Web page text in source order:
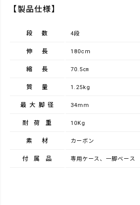
【製品仕様】
段数 4段
伸長 180cm
縮長 70.5㎝
質量 1.25kg
最大脚径 34mm
耐荷重 10Kg
素材 カーボン
付属品 専用ケース、一脚ベース